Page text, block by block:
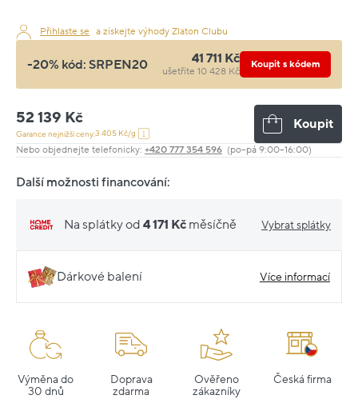
Přihlaste se a získejte výhody Zlaton Clubu
-20% kód: SRPEN20 41 711 Kč
ušetříte 10 428 Kč
Koupit s kódem
52 139 Kč
Garance nejnižší ceny:3 405 Kč/g
Koupit
Nebo objednejte telefonicky: +420 777 354 596 (po–pá 9:00–16:00)
Další možnosti financování:
Na splátky od 4 171 Kč měsíčně Vybrat splátky
Dárkové balení Více informací
Výměna do
30 dnů
Doprava
zdarma
Ověřeno
zákazníky
Česká firma